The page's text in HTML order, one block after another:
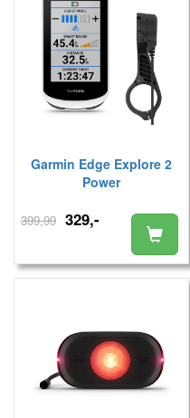
Garmin Edge Explore 2
Power
399,99 329,-